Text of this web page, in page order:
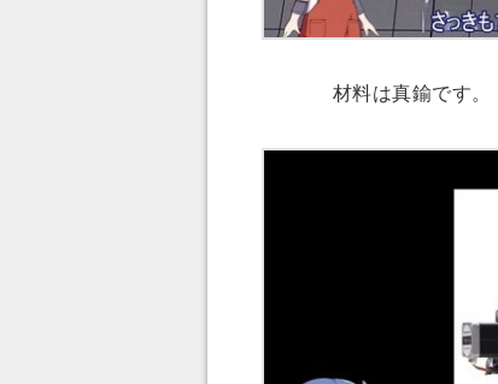
材料は真鍮です。